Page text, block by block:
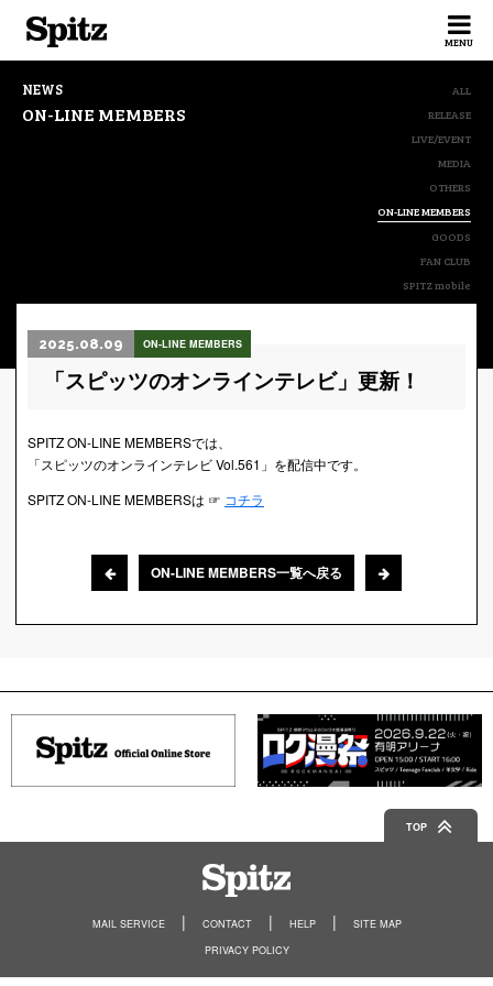
MENU
NEWS
ON-LINE MEMBERS
ALL
RELEASE
LIVE/EVENT
MEDIA
OTHERS
ON-LINE MEMBERS
GOODS
FAN CLUB
SPITZ mobile
2025.08.09 ON-LINE MEMBERS
「スピッツのオンラインテレビ」更新！
SPITZ ON-LINE MEMBERSでは、
「スピッツのオンラインテレビ Vol.561」を配信中です。
SPITZ ON-LINE MEMBERSは ☞ コチラ
ON-LINE MEMBERS一覧へ戻る
TOP
MAIL SERVICE CONTACT HELP
SITE MAP
PRIVACY POLICY